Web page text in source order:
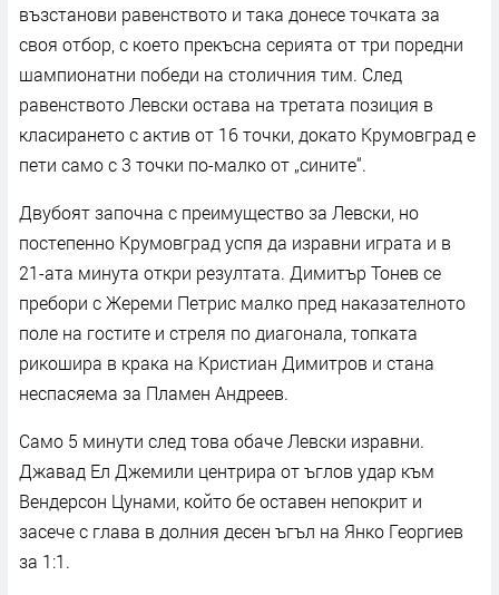
възстанови равенството и така донесе точката за
своя отбор, с което прекъсна серията от три поредни
шампионатни победи на столичния тим. След
равенството Левски остава на третата позиция в
класирането с актив от 16 точки, докато Крумовград е
пети само с 3 точки по-малко от „сините“.
Двубоят започна с преимущество за Левски, но
постепенно Крумовград успя да изравни играта и в
21-ата минута откри резултата. Димитър Тонев се
пребори с Жереми Петрис малко пред наказателното
поле на гостите и стреля по диагонала, топката
рикошира в крака на Кристиан Димитров и стана
неспасяема за Пламен Андреев.
Само 5 минути след това обаче Левски изравни.
Джавад Ел Джемили центрира от ъглов удар към
Вендерсон Цунами, който бе оставен непокрит и
засече с глава в долния десен ъгъл на Янко Георгиев
за 1:1.